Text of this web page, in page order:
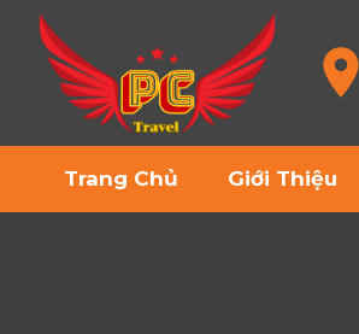
Trang Chủ Giới Thiệu